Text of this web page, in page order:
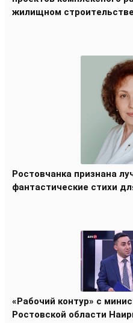
жилищном
Ростовчанка признана
фантастические стихи
«Рабочий контур» с
Ростовской области